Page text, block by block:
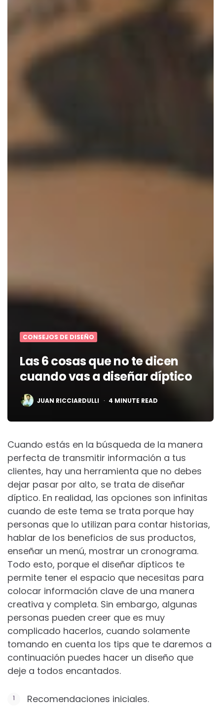
CONSEJOS DE DISEÑO
Las 6 cosas que no te dicen
cuando vas a diseñar díptico
POSTED
BY
JUAN RICCIARDULLI 4 MINUTE READ
Cuando estás en la búsqueda de la manera
perfecta de transmitir información a tus
clientes, hay una herramienta que no debes
dejar pasar por alto, se trata de diseñar
díptico. En realidad, las opciones son infinitas
cuando de este tema se trata porque hay
personas que lo utilizan para contar historias,
hablar de los beneficios de sus productos,
enseñar un menú, mostrar un cronograma.
Todo esto, porque el diseñar dípticos te
permite tener el espacio que necesitas para
colocar información clave de una manera
creativa y completa. Sin embargo, algunas
personas pueden creer que es muy
complicado hacerlos, cuando solamente
tomando en cuenta los tips que te daremos a
continuación puedes hacer un diseño que
deje a todos encantados.
Recomendaciones iniciales.